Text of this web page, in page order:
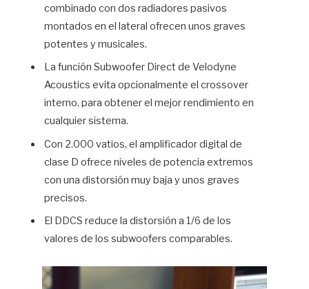
combinado con dos radiadores pasivos
montados en el lateral ofrecen unos graves
potentes y musicales.
La función Subwoofer Direct de Velodyne
Acoustics evita opcionalmente el crossover
interno, para obtener el mejor rendimiento en
cualquier sistema.
Con 2.000 vatios, el amplificador digital de
clase D ofrece niveles de potencia extremos
con una distorsión muy baja y unos graves
precisos.
El DDCS reduce la distorsión a 1/6 de los
valores de los subwoofers comparables.